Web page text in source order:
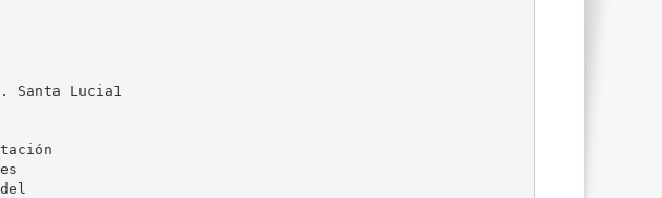
Santa Lucia1